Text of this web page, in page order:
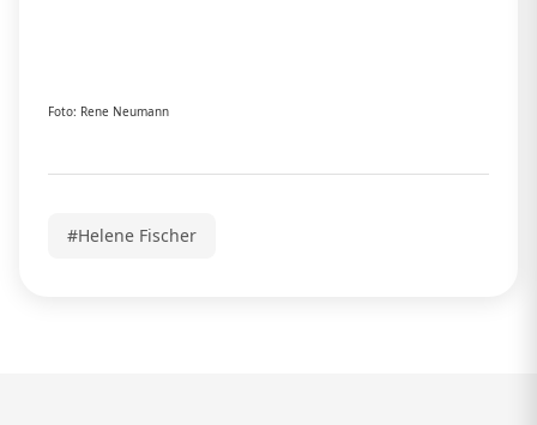
Foto: Rene Neumann
#Helene Fischer